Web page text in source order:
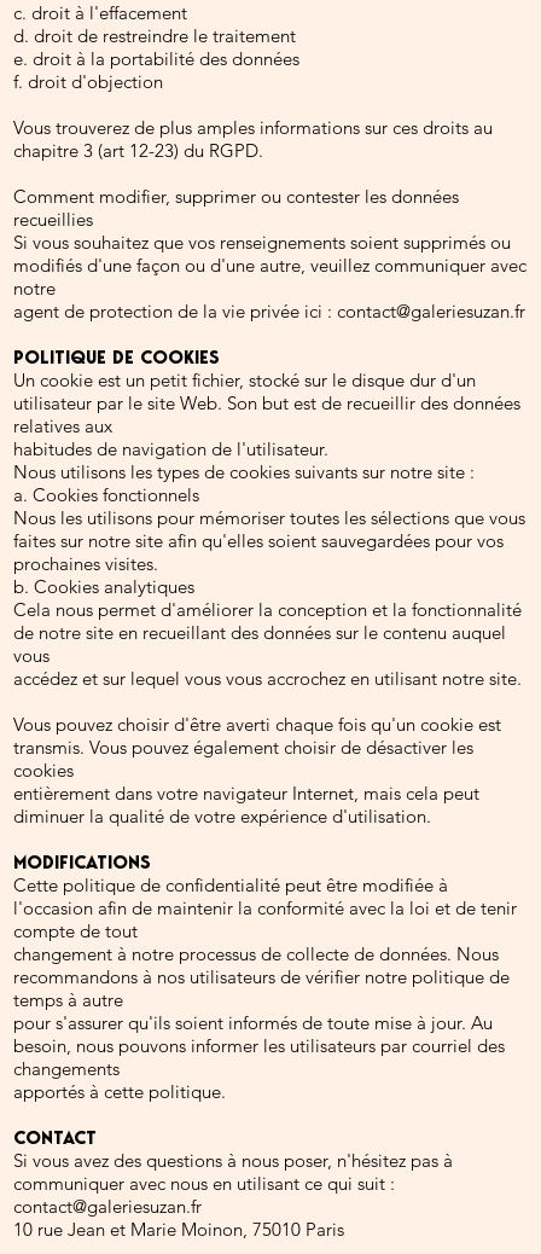
c. droit à l'effacement
d. droit de restreindre le traitement
e. droit à la portabilité des données
f. droit d'objection
Vous trouverez de plus amples informations sur ces droits au
chapitre 3 (art 12-23) du RGPD.
Comment modifier, supprimer ou contester les données
recueillies
Si vous souhaitez que vos renseignements soient supprimés ou
modifiés d'une façon ou d'une autre, veuillez communiquer avec
notre
agent de protection de la vie privée ici :contact@galeriesuzan.fr
POLITIQUE DE COOKIES
Un cookie est un petit fichier, stocké sur le disque dur d'un
utilisateur par le site Web. Son but est de recueillir des données
relatives aux
habitudes de navigation de l'utilisateur.
Nous utilisons les types de cookies suivants sur notre site :
a. Cookies fonctionnels
Nous les utilisons pour mémoriser toutes les sélections que vous
faites sur notre site afin qu'elles soient sauvegardées pour vos
prochaines visites.
b. Cookies analytiques
Cela nous permet d'améliorer la conception et la fonctionnalité
de notre site en recueillant des données sur le contenu auquel
vous
accédez et sur lequel vous vous accrochez en utilisant notre site.
Vous pouvez choisir d'être averti chaque fois qu'un cookie est
transmis. Vous pouvez également choisir de désactiver les
cookies
entièrement dans votre navigateur Internet, mais cela peut
diminuer la qualité de votre expérience d'utilisation.
MODIFICATIONS
Cette politique de confidentialité peut être modifiée à
l'occasion afin de maintenir la conformité avec la loi et de tenir
compte de tout
changement à notre processus de collecte de données. Nous
recommandons à nos utilisateurs de vérifier notre politique de
temps à autre
pour s'assurer qu'ils soient informés de toute mise à jour. Au
besoin, nous pouvons informer les utilisateurs par courriel des
changements
apportés à cette politique.
CONTACT
Si vous avez des questions à nous poser, n'hésitez pas à
communiquer avec nous en utilisant ce qui suit :
contact@galeriesuzan.fr
10 rue Jean et Marie Moinon, 75010 Paris